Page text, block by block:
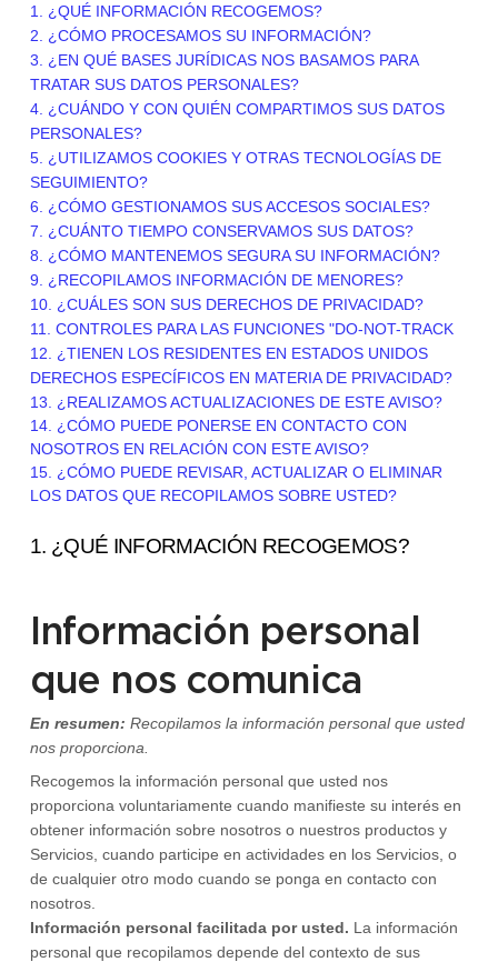
1. ¿QUÉ INFORMACIÓN RECOGEMOS?
2. ¿CÓMO PROCESAMOS SU INFORMACIÓN?
3. ¿EN QUÉ BASES JURÍDICAS NOS BASAMOS PARA
TRATAR SUS DATOS PERSONALES?
4. ¿CUÁNDO Y CON QUIÉN COMPARTIMOS SUS DATOS
PERSONALES?
5. ¿UTILIZAMOS COOKIES Y OTRAS TECNOLOGÍAS DE
SEGUIMIENTO?
6. ¿CÓMO GESTIONAMOS SUS ACCESOS SOCIALES?
7. ¿CUÁNTO TIEMPO CONSERVAMOS SUS DATOS?
8. ¿CÓMO MANTENEMOS SEGURA SU INFORMACIÓN?
9. ¿RECOPILAMOS INFORMACIÓN DE MENORES?
10. ¿CUÁLES SON SUS DERECHOS DE PRIVACIDAD?
11. CONTROLES PARA LAS FUNCIONES "DO-NOT-TRACK
12. ¿TIENEN LOS RESIDENTES EN ESTADOS UNIDOS
DERECHOS ESPECÍFICOS EN MATERIA DE PRIVACIDAD?
13. ¿REALIZAMOS ACTUALIZACIONES DE ESTE AVISO?
14. ¿CÓMO PUEDE PONERSE EN CONTACTO CON
NOSOTROS EN RELACIÓN CON ESTE AVISO?
15. ¿CÓMO PUEDE REVISAR, ACTUALIZAR O ELIMINAR
LOS DATOS QUE RECOPILAMOS SOBRE USTED?
1. ¿QUÉ INFORMACIÓN RECOGEMOS?
Información personal
que nos comunica
En resumen: Recopilamos la información personal que usted
nos proporciona.
Recogemos la información personal que usted nos
proporciona voluntariamente cuando manifieste su interés en
obtener información sobre nosotros o nuestros productos y
Servicios, cuando participe en actividades en los Servicios, o
de cualquier otro modo cuando se ponga en contacto con
nosotros.
Información personal facilitada por usted. La información
personal que recopilamos depende del contexto de sus